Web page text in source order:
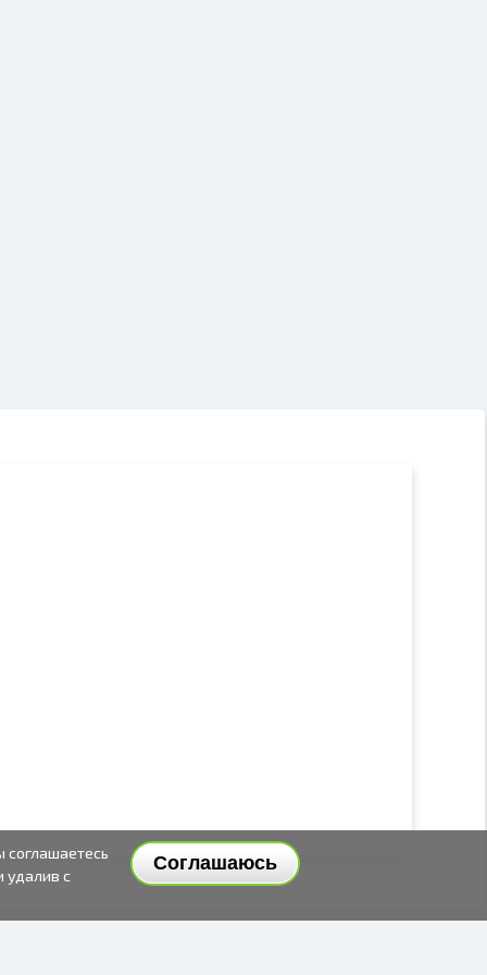
Соглашаюсь
удалив с